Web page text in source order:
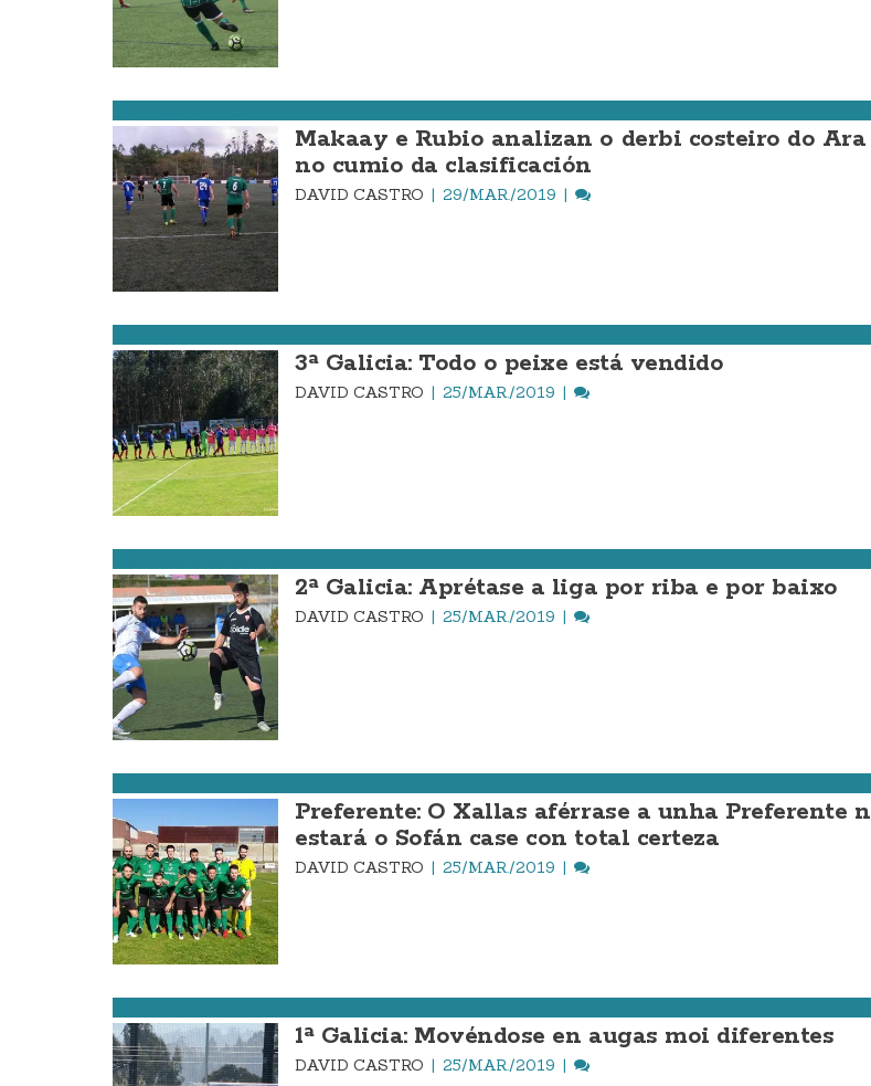
Makaay e Rubio analizan o derbi costeiro do Ara
no cumio da clasificación
DAVID CASTRO 29/MAR./2019
3ª Galicia: Todo o peixe está vendido
DAVID CASTRO 25/MAR./2019
2ª Galicia: Aprétase a liga por riba e por baixo
DAVID CASTRO 25/MAR./2019
Preferente: O Xallas aférrase a unha Preferente
estará o Sofán case con total certeza
DAVID CASTRO 25/MAR./2019
1ª Galicia: Movéndose en augas moi diferentes
DAVID CASTRO 25/MAR./2019